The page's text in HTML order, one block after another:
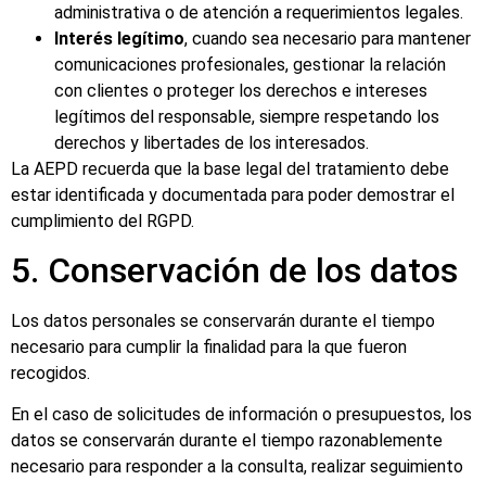
administrativa o de atención a requerimientos legales.
Interés legítimo, cuando sea necesario para mantener
comunicaciones profesionales, gestionar la relación
con clientes o proteger los derechos e intereses
legítimos del responsable, siempre respetando los
derechos y libertades de los interesados.
La AEPD recuerda que la base legal del tratamiento debe
estar identificada y documentada para poder demostrar el
cumplimiento del RGPD.
5. Conservación de los datos
Los datos personales se conservarán durante el tiempo
necesario para cumplir la finalidad para la que fueron
recogidos.
En el caso de solicitudes de información o presupuestos, los
datos se conservarán durante el tiempo razonablemente
necesario para responder a la consulta, realizar seguimiento